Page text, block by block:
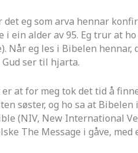
det eg som arva hennar
i ein alder av 95. Eg trur at
Når eg les i Bibelen
ser til hjarta.
at for meg tok det tid å
søster, og ho sa at
(NIV, New International
The Message i gåve,